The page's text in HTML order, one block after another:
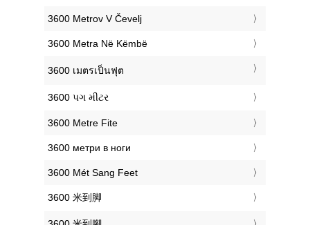
‎3600 Metrov V Čevelj
‎3600 Metra Në Këmbë
‎3600 เมตรเป็นฟุต
‎3600 પગ મીટર
‎3600 Metre Fite
‎3600 метри в ноги
‎3600 Mét Sang Feet
‎3600 米到脚